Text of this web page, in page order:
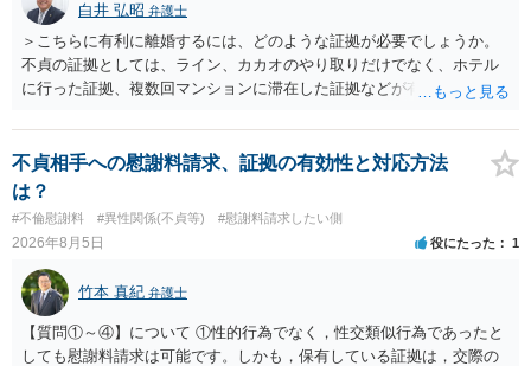
さんが立証しなければならず、ラインの内容等だけでは、相談者さん
の合意を全うすることができない状況（不同意性）だったかの立証が
難しい状況のように思われます。 もちろん、医師としては恥ずべき行
為ですし、許されないと思いますが、かえって相談者さんが攻撃対象
白井 弘昭 弁護士
＞こちらに有利に離婚するには、どのような証拠が必要でしょうか。
不貞の証拠としては、ライン、カカオのやり取りだけでなく、ホテル
に行った証拠、複数回マンションに滞在した証拠などが有効です。 不
婚する、慰謝料をとるなど）ことができると思われます。 ただし、不
貞発覚後、長期間同居を続けると、不貞を許したとの評価につながる
場合がありますので、ご注意ください。 以上、ご参考まで。
不貞相手への慰謝料請求、証拠の有効性と対応方法
は？
#不倫慰謝料 #異性関係(不貞等) #慰謝料請求したい側
2026年8月5日 役にたった 1
竹本 真紀 弁護士
【質問①～④】について ①性的行為でなく，性交類似行為であったと
しても慰謝料請求は可能です。しかも，保有している証拠は，交際の